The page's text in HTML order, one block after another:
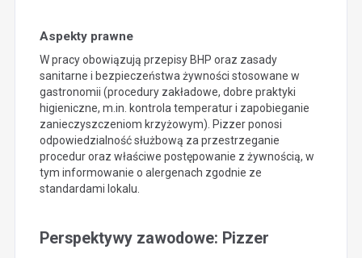
Aspekty prawne
W pracy obowiązują przepisy BHP oraz zasady
sanitarne i bezpieczeństwa żywności stosowane w
gastronomii (procedury zakładowe, dobre praktyki
higieniczne, m.in. kontrola temperatur i zapobieganie
zanieczyszczeniom krzyżowym). Pizzer ponosi
odpowiedzialność służbową za przestrzeganie
procedur oraz właściwe postępowanie z żywnością, w
tym informowanie o alergenach zgodnie ze
standardami lokalu.
Perspektywy zawodowe: Pizzer